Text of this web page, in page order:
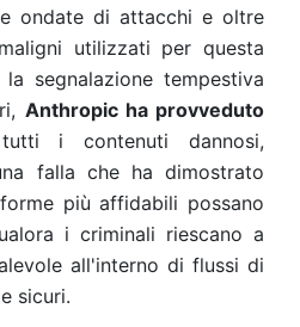
ondate di attacchi e oltre
utilizzati per questa
segnalazione tempestiva
Anthropic ha provveduto
i contenuti dannosi,
falla che ha dimostrato
più affidabili possano
i criminali riescano a
all'interno di flussi di
sicuri.